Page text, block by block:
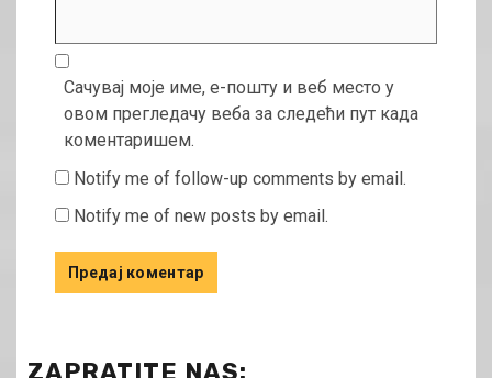
Сачувај моје име, е-пошту и веб место у
овом прегледачу веба за следећи пут када
коментаришем.
Notify me of follow-up comments by email.
Notify me of new posts by email.